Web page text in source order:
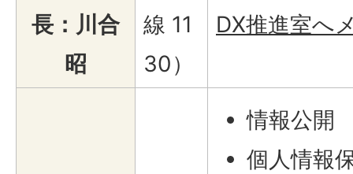
長：川合
昭
線 11
30）
DX推進室へ
情報公開
個人情報